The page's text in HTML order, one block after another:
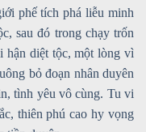
phế tích phá liễu minh
sau đó trong chạy trốn
hận diệt tộc, một lòng vì
bỏ đoạn nhân duyên
tình yêu vô cùng. Tu vi
thiên phú cao hy vọng